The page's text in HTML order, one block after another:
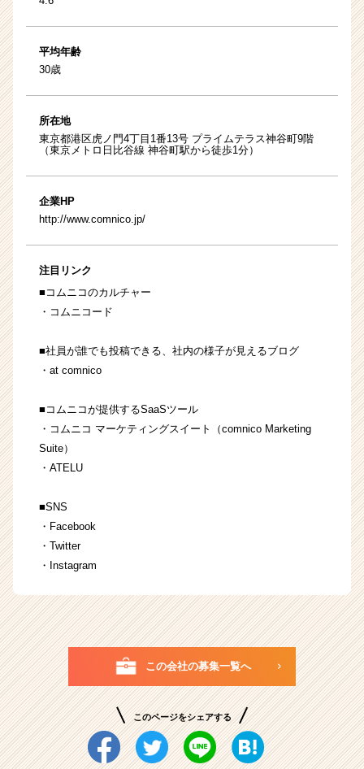
平均年齢
30歳
所在地
東京都港区虎ノ門4丁目1番13号 プライムテラス神谷町9階
（東京メトロ日比谷線 神谷町駅から徒歩1分）
企業HP
http://www.comnico.jp/
注目リンク
■コムニコのカルチャー
・ コムニコード
■社員が誰でも投稿できる、社内の様子が見えるブログ
・ at comnico
■コムニコが提供するSaaSツール
・ コムニコ マーケティングスイート
（comnico Marketing
Suite）
・ ATELU
■SNS
・ Facebook
・ Twitter
・ Instagram
この会社の募集一覧へ
このページをシェアする